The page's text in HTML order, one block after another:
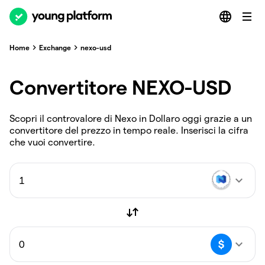
Home Exchange nexo-usd
Convertitore NEXO-USD
Scopri il controvalore di Nexo in Dollaro oggi grazie a un
convertitore del prezzo in tempo reale. Inserisci la cifra
che vuoi convertire.